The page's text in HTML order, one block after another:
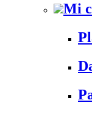
Mi